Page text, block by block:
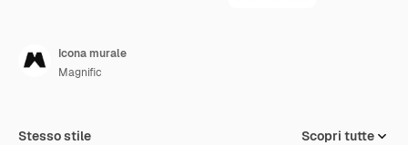
Icona murale
Magnific
Stesso stile Scopri tutte